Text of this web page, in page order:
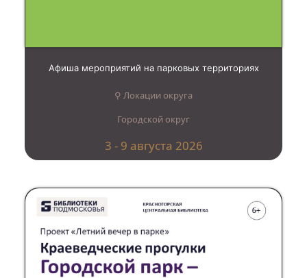
Афиша мероприятий на парковых территориях
⚲ Локации округа
Городской округ
3 - 9 августа 2026